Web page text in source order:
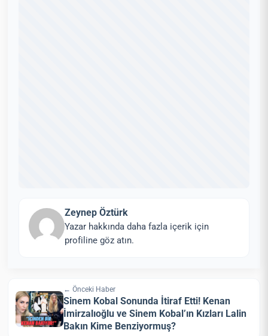
Zeynep Öztürk
Yazar hakkında daha fazla içerik için
profiline göz atın.
← Önceki Haber
Sinem Kobal Sonunda İtiraf Etti! Kenan
İmirzalıoğlu ve Sinem Kobal’ın Kızları Lalin
Bakın Kime Benziyormuş?